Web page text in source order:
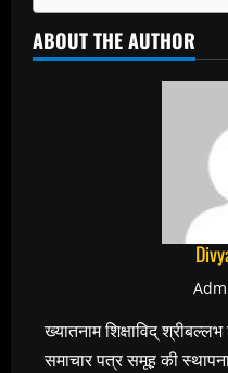
ABOUT THE AUTHOR
ख्यातनाम शिक्षाविद्
समाचार पत्र समूह की